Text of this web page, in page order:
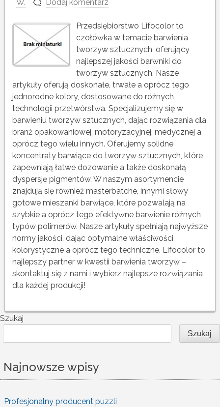
W. Dodaj komentarz
Przedsiębiorstwo Lifocolor to
czołówka w temacie barwienia
tworzyw sztucznych, oferujący
najlepszej jakości barwniki do
tworzyw sztucznych. Nasze
artykuły oferują doskonałe, trwałe a oprócz tego
jednorodne kolory, dostosowane do różnych
technologii przetwórstwa. Specjalizujemy się w
barwieniu tworzyw sztucznych, dając rozwiązania dla
branż opakowaniowej, motoryzacyjnej, medycznej a
oprócz tego wielu innych. Oferujemy solidne
koncentraty barwiące do tworzyw sztucznych, które
zapewniają łatwe dozowanie a także doskonałą
dyspersję pigmentów. W naszym asortymencie
znajdują się również masterbatche, innymi słowy
gotowe mieszanki barwiące, które pozwalają na
szybkie a oprócz tego efektywne barwienie różnych
typów polimerów. Nasze artykuły spełniają najwyższe
normy jakości, dając optymalne właściwości
kolorystyczne a oprócz tego techniczne. Lifocolor to
najlepszy partner w kwestii barwienia tworzyw –
skontaktuj się z nami i wybierz najlepsze rozwiązania
dla każdej produkcji!
Szukaj
Szukaj
Najnowsze wpisy
Profesjonalny producent puzzli